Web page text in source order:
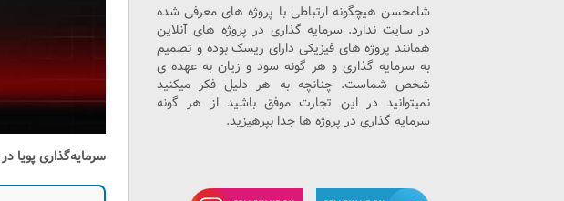
سرمایه‌گذاری پویا در
شامحسن هیچگونه ارتباطی با پروژه های معرفی شده
در سایت ندارد. سرمایه گذاری در پروژه های آنلاین
همانند پروژه های فیزیکی دارای ریسک بوده و تصمیم
به سرمایه گذاری و هر گونه سود و زیان به عهده ی
شخص شماست. چنانچه به هر دلیل فکر میکنید
نمیتوانید در این تجارت موفق باشید از هر گونه
سرمایه گذاری در پروژه ها جدا بپرهیزید.